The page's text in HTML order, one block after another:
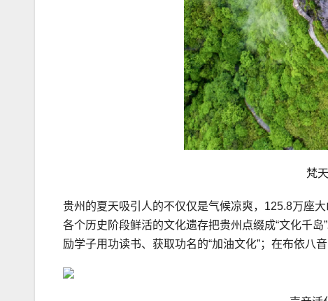
梵
贵州的夏天吸引人的不仅仅是气候凉爽，125.8万座
各个历史阶段鲜活的文化遗存把贵州点缀成“文化千
励学子用功读书、获取功名的“加油文化”；在布依八